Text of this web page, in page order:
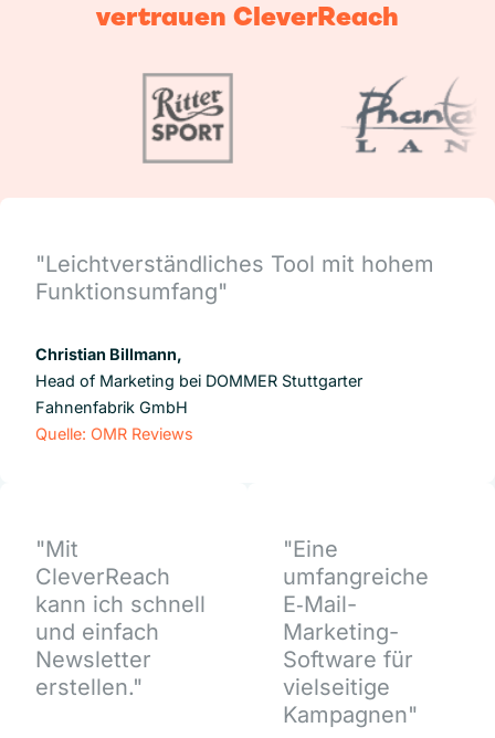
vertrauen CleverReach
"Leichtverständliches Tool mit hohem
Funktionsumfang"
Christian Billmann,
Head of Marketing bei DOMMER Stuttgarter
Fahnenfabrik GmbH
Quelle: OMR Reviews
"Mit
CleverReach
kann ich schnell
und einfach
Newsletter
erstellen."
"Eine
umfangreiche
E‑Mail-
Marketing-
Software für
vielseitige
Kampagnen"